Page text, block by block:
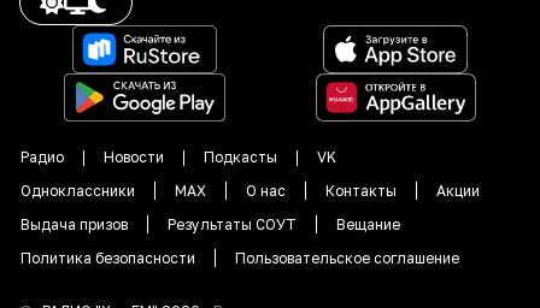
Радио Новости Подкасты
VK
Одноклассники
MAX О нас Контакты
Акции
Выдача призов
Результаты СОУТ
Вещание
Политика безопасности
Пользовательское соглашение